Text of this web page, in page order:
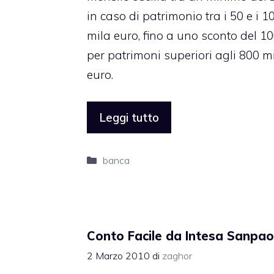
in caso di patrimonio tra i 50 e i
mila euro, fino a uno sconto del
per patrimoni superiori agli 800
euro.
Leggi tutto
Categorie
banca
Conto Facile da Intesa
2 Marzo 2010 di zaghor